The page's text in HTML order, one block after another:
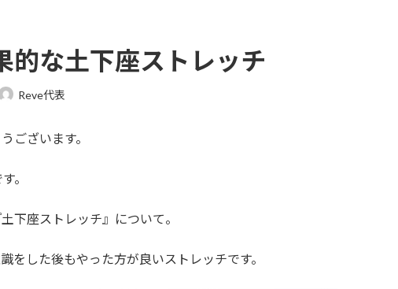
的な土下座ストレッチ
Reve代表
ございます。
。
下座ストレッチ』について。
をした後もやった方が良いストレッチです。